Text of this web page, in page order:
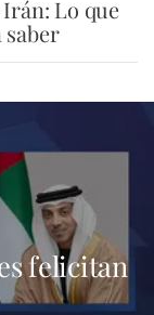
Lo que
felicitan